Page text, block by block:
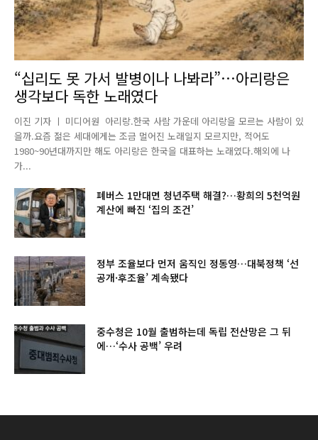
“십리도 못 가서 발병이나 나봐라”…아리랑은
생각보다 독한 노래였다
이진 기자 ㅣ 미디어원 아리랑.한국 사람 가운데 아리랑을 모르는 사람이 있
을까.요즘 젊은 세대에게는 조금 멀어진 노래일지 모르지만, 적어도
1980~90년대까지만 해도 아리랑은 한국을 대표하는 노래였다.해외에 나
가...
폐버스 1만대면 청년주택 해결?…황희의 5천억원
계산에 빠진 ‘집의 조건’
정부 조율보다 먼저 움직인 정동영…대북정책 ‘선
공개·후조율’ 계속됐다
중수청은 10월 출범하는데 독립 전산망은 그 뒤
에…‘수사 공백’ 우려